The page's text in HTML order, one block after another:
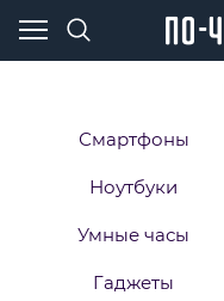
Смартфоны
Ноутбуки
Умные часы
Гаджеты